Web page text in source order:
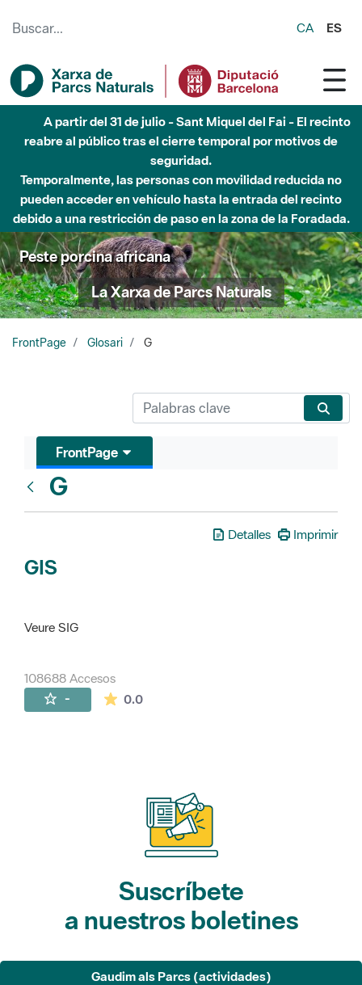
CA ES
A partir del 31 de julio - Sant Miquel del Fai - El recinto
reabre al público tras el cierre temporal por motivos de
seguridad.
Temporalmente, las personas con movilidad reducida no
pueden acceder en vehículo hasta la entrada del recinto
debido a una restricción de paso en la zona de la Foradada.
Peste porcina africana
La Xarxa de Parcs Naturals
FrontPage Glosari G
FrontPage
G
Detalles Imprimir
GIS
Veure SIG
108688 Accesos
- 0.0La valoración media es de 0 estrellas de
Suscríbete
a nuestros boletines
Gaudim als Parcs (actividades)